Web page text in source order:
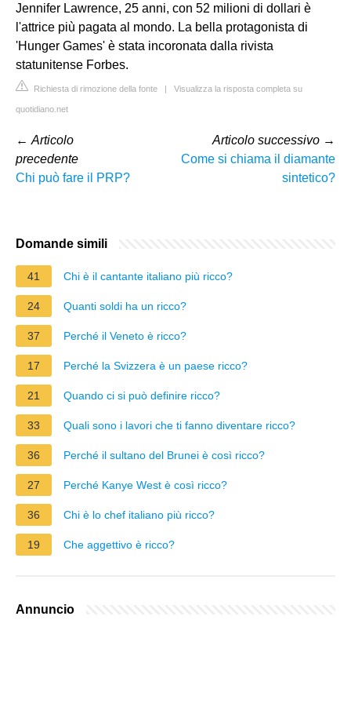
Jennifer Lawrence, 25 anni, con 52 milioni di dollari è
l'attrice più pagata al mondo. La bella protagonista di
'Hunger Games' è stata incoronata dalla rivista
statunitense Forbes.
Richiesta di rimozione della fonte | Visualizza la risposta completa su
quotidiano.net
← Articolo
precedente
Chi può fare il PRP?
Articolo successivo →
Come si chiama il diamante
sintetico?
Domande simili
41 Chi è il cantante italiano più ricco?
24 Quanti soldi ha un ricco?
37 Perché il Veneto è ricco?
17 Perché la Svizzera è un paese ricco?
21 Quando ci si può definire ricco?
33 Quali sono i lavori che ti fanno diventare ricco?
36 Perché il sultano del Brunei è così ricco?
27 Perché Kanye West è così ricco?
36 Chi è lo chef italiano più ricco?
19 Che aggettivo è ricco?
Annuncio